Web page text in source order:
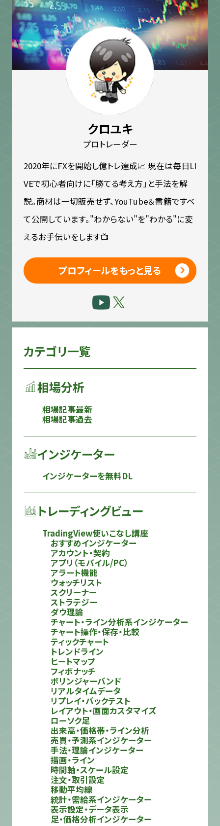
クロユキ
プロトレーダー
2020年にFXを開始し億トレ達成📈 現在は毎日LI
VEで初心者向けに「勝てる考え方」と手法を解
説。商材は一切販売せず、YouTube＆書籍ですべ
て公開しています。"わからない"を"わかる"に変
えるお手伝いをします📺
プロフィールをもっと見る
カテゴリ一覧
相場分析
相場記事最新
相場記事過去
インジケーター
インジケーターを無料DL
トレーディングビュー
TradingView使いこなし講座
おすすめインジケーター
アカウント・契約
アプリ（モバイル/PC）
アラート機能
ウォッチリスト
スクリーナー
ストラテジー
ダウ理論
チャート・ライン分析系インジケーター
チャート操作・保存・比較
ティックチャート
トレンドライン
ヒートマップ
フィボナッチ
ボリンジャーバンド
リアルタイムデータ
リプレイ・バックテスト
レイアウト・画面カスタマイズ
ローソク足
出来高・価格帯・ライン分析
売買・予測系インジケーター
手法・理論インジケーター
描画・ライン
時間軸・スケール設定
注文・取引設定
移動平均線
統計・需給系インジケーター
表示設定・データ表示
足・価格分析インジケーター